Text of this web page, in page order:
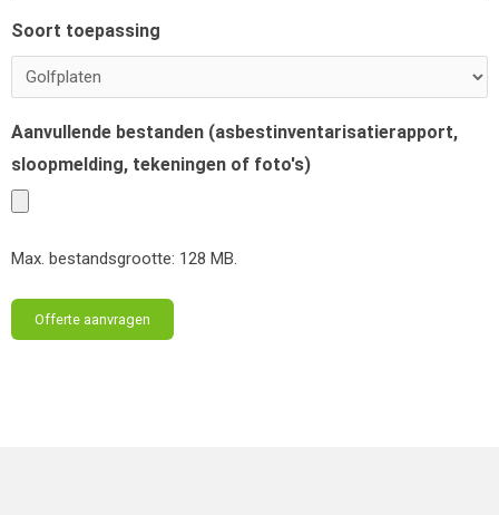
Soort toepassing
Aanvullende bestanden (asbestinventarisatierapport,
sloopmelding, tekeningen of foto's)
Max. bestandsgrootte: 128 MB.